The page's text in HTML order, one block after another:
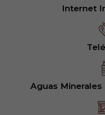
Internet
Aguas